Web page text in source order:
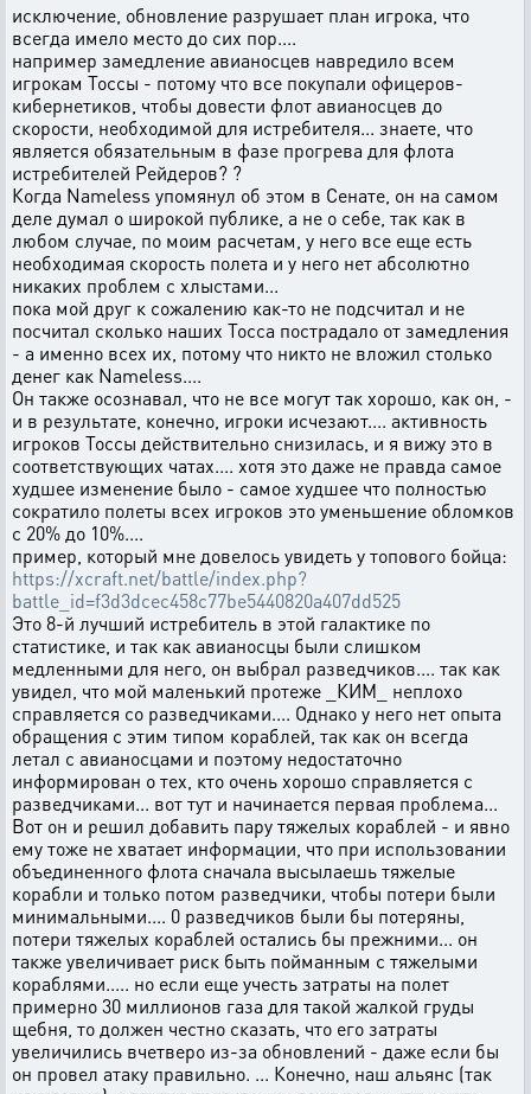
исключение, обновление разрушает план игрока, что
всегда имело место до сих пор....
например замедление авианосцев навредило всем
игрокам Тоссы - потому что все покупали офицеров-
кибернетиков, чтобы довести флот авианосцев до
скорости, необходимой для истребителя... знаете, что
является обязательным в фазе прогрева для флота
истребителей Рейдеров? ?
Когда Nameless упомянул об этом в Сенате, он на самом
деле думал о широкой публике, а не о себе, так как в
любом случае, по моим расчетам, у него все еще есть
необходимая скорость полета и у него нет абсолютно
никаких проблем с хлыстами...
пока мой друг к сожалению как-то не подсчитал и не
посчитал сколько наших Тосса пострадало от замедления
- а именно всех их, потому что никто не вложил столько
денег как Nameless....
Он также осознавал, что не все могут так хорошо, как он, -
и в результате, конечно, игроки исчезают.... активность
игроков Тоссы действительно снизилась, и я вижу это в
соответствующих чатах.... хотя это даже не правда самое
худшее изменение было - самое худшее что полностью
сократило полеты всех игроков это уменьшение обломков
с 20% до 10%....
пример, который мне довелось увидеть у топового бойца:
https://xcraft.net/battle/index.php?
battle_id=f3d3dcec458c77be5440820a407dd525
Это 8-й лучший истребитель в этой галактике по
статистике, и так как авианосцы были слишком
медленными для него, он выбрал разведчиков.... так как
увидел, что мой маленький протеже _КИМ_ неплохо
справляется со разведчиками.... Однако у него нет опыта
обращения с этим типом кораблей, так как он всегда
летал с авианосцами и поэтому недостаточно
информирован о тех, кто очень хорошо справляется с
разведчиками... вот тут и начинается первая проблема...
Вот он и решил добавить пару тяжелых кораблей - и явно
ему тоже не хватает информации, что при использовании
объединенного флота сначала высылаешь тяжелые
корабли и только потом разведчики, чтобы потери были
минимальными.... 0 разведчиков были бы потеряны,
потери тяжелых кораблей остались бы прежними... он
также увеличивает риск быть пойманным с тяжелыми
кораблями..... но если еще учесть затраты на полет
примерно 30 миллионов газа для такой жалкой груды
щебня, то должен честно сказать, что его затраты
увеличились вчетверо из-за обновлений - даже если бы
он провел атаку правильно. ... Конечно, наш альянс (так